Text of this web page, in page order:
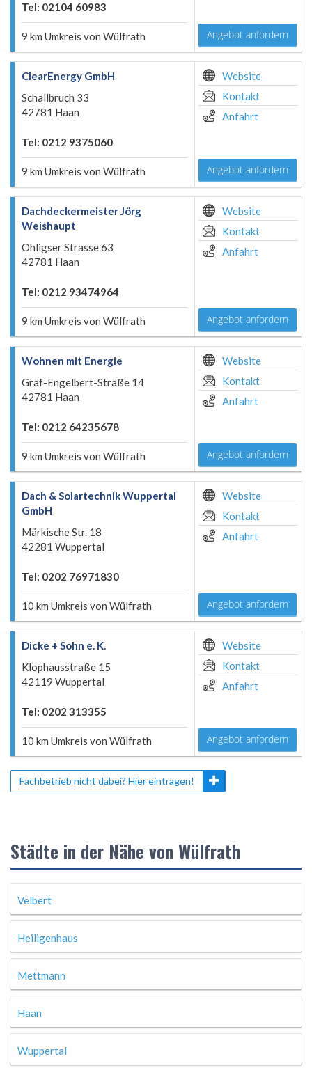
Tel: 02104 60983
9 km Umkreis von Wülfrath Angebot anfordern
ClearEnergy GmbH
Schallbruch 33
42781 Haan
Tel: 0212 9375060
9 km Umkreis von Wülfrath
Website
Kontakt
Anfahrt
Angebot anfordern
Dachdeckermeister Jörg
Weishaupt
Ohligser Strasse 63
42781 Haan
Tel: 0212 93474964
9 km Umkreis von Wülfrath
Website
Kontakt
Anfahrt
Angebot anfordern
Wohnen mit Energie
Graf-Engelbert-Straße 14
42781 Haan
Tel: 0212 64235678
9 km Umkreis von Wülfrath
Website
Kontakt
Anfahrt
Angebot anfordern
Dach & Solartechnik Wuppertal
GmbH
Märkische Str. 18
42281 Wuppertal
Tel: 0202 76971830
10 km Umkreis von Wülfrath
Website
Kontakt
Anfahrt
Angebot anfordern
Dicke + Sohn e. K.
Klophausstraße 15
42119 Wuppertal
Tel: 0202 313355
10 km Umkreis von Wülfrath
Website
Kontakt
Anfahrt
Angebot anfordern
Fachbetrieb nicht dabei? Hier eintragen!
Städte in der Nähe von Wülfrath
Velbert
Heiligenhaus
Mettmann
Haan
Wuppertal